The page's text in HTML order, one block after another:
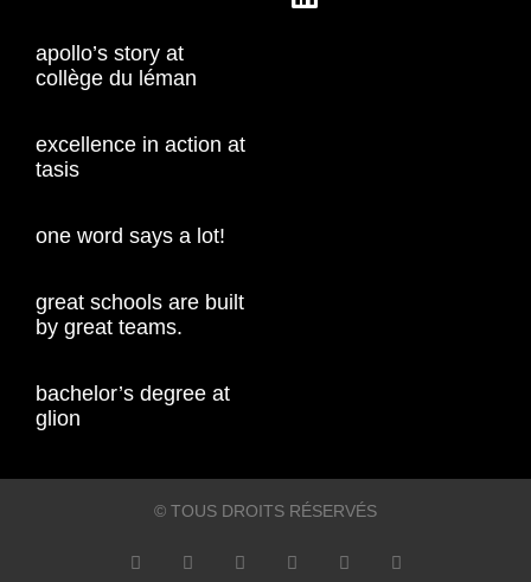
apollo’s story at
collège du léman
excellence in action at
tasis
one word says a lot!
great schools are built
by great teams.
bachelor’s degree at
glion
© TOUS DROITS RÉSERVÉS